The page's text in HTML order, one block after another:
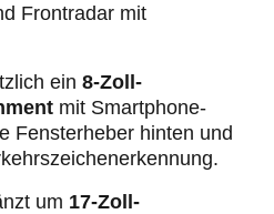
Frontradar mit
ein 8-Zoll-
mit Smartphone-
Fensterheber hinten und
um 17-Zoll-